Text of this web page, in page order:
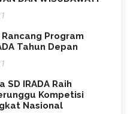
Rancang Program
Tahun Depan
SD IRADA Raih
Kompetisi
Nasional